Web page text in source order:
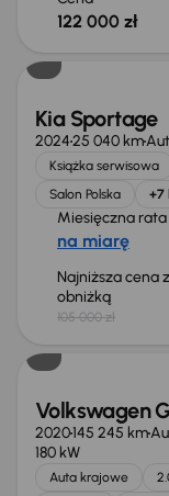
122 000 zł
Kia Sportage
202425 040 km
Książka serwisowa
Salon Polska
+7
Miesięczna rata
na miarę
Najniższa cena
obniżką
105 000 zł
Taniej o 2 000 zł
Volkswagen
2020145 245 km
180 kW
Auta krajowe